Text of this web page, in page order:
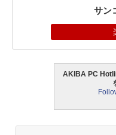
サン
AKIBA PC